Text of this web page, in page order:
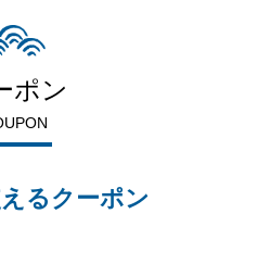
ポン
るクーポン